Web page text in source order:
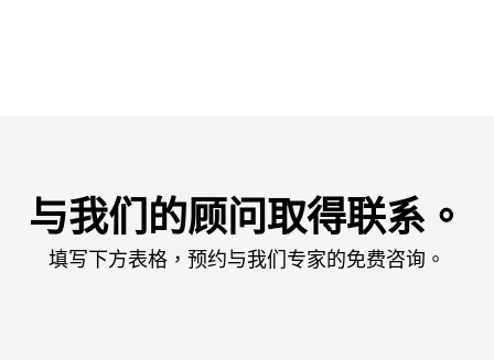
与我们的顾问取得联系。
填写下方表格，预约与我们专家的免费咨询。